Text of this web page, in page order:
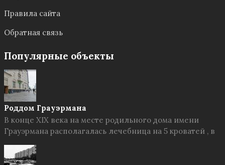
Правила сайта
Обратная связь
Популярные объекты
Роддом Грауэрмана
В конце XIX века на месте родильного дома имени
Грауэрмана располагалась лечебница на 5 кроватей , в